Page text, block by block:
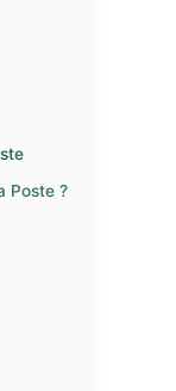
Poste ?